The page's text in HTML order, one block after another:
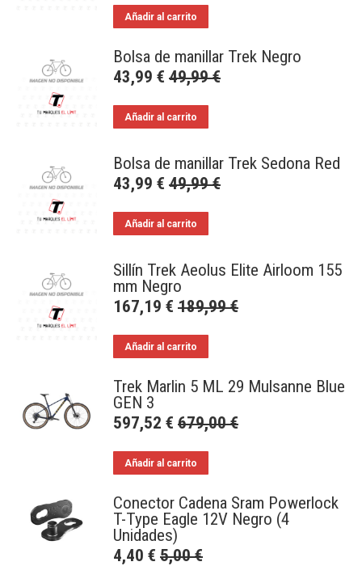
Añadir al carrito
Bolsa de manillar Trek Negro
43,99 € 49,99€
Añadir al carrito
Bolsa de manillar Trek Sedona Red
43,99 € 49,99€
Añadir al carrito
Sillín Trek Aeolus Elite Airloom 155
mm Negro
167,19 € 189,99€
Añadir al carrito
Trek Marlin 5 ML 29 Mulsanne Blue
GEN 3
597,52 € 679,00€
Añadir al carrito
Conector Cadena Sram Powerlock
T-Type Eagle 12V Negro (4
Unidades)
4,40 € 5,00€